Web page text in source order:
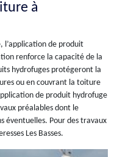
à
l’application de produit
renforce la capacité de la
hydrofuges protégeront la
ou en couvrant la toiture
de produit hydrofuge
préalables dont le
éventuelles. Pour des travaux
Les Basses.